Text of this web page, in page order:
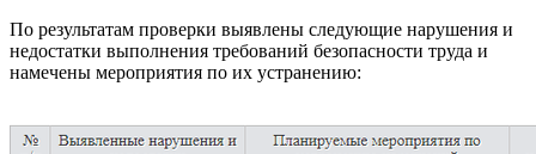
По результатам проверки выявлены следующие нарушения и
недостатки выполнения требований безопасности труда и
намечены мероприятия по их устранению: